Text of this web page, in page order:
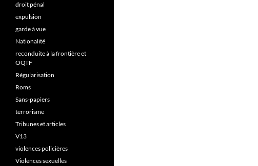
droit pénal
expulsion
garde à vue
Nationalité
reconduite à la frontière et
OQTF
Régularisation
Roms
Sans-papiers
terrorisme
Tribunes et articles
V13
violences policières
Violences sexuelles